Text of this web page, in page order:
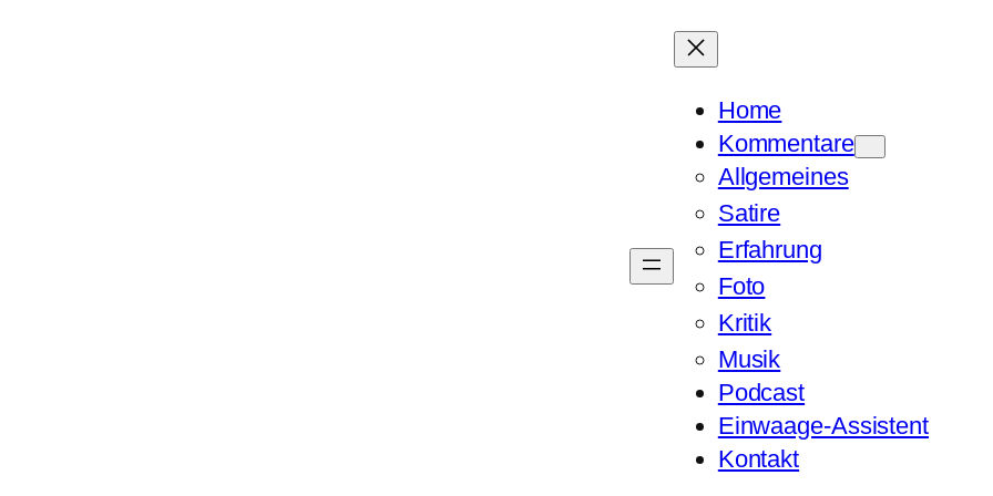
Home
Kommentare
Allgemeines
Satire
Erfahrung
Foto
Kritik
Musik
Podcast
Einwaage-Assistent
Kontakt